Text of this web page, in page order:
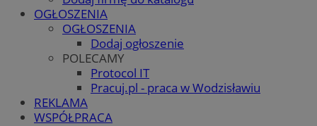
OGŁOSZENIA
OGŁOSZENIA
Dodaj ogłoszenie
POLECAMY
Protocol IT
Pracuj.pl - praca w Wodzisławiu
REKLAMA
WSPÓŁPRACA